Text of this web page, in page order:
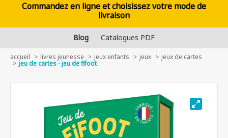
Commandez en ligne et choisissez votre mode de
livraison
Blog Catalogues PDF
accueil livres jeunesse jeux enfants jeux jeux de cartes
jeu de cartes - jeu de fifoot